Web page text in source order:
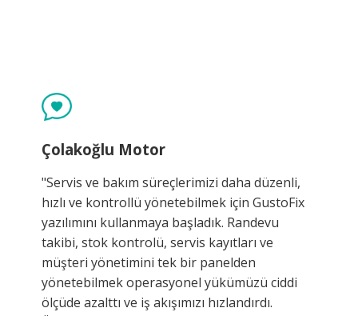
Çolakoğlu Motor
"Servis ve bakım süreçlerimizi daha düzenli,
hızlı ve kontrollü yönetebilmek için GustoFix
yazılımını kullanmaya başladık. Randevu
takibi, stok kontrolü, servis kayıtları ve
müşteri yönetimini tek bir panelden
yönetebilmek operasyonel yükümüzü ciddi
ölçüde azalttı ve iş akışımızı hızlandırdı.